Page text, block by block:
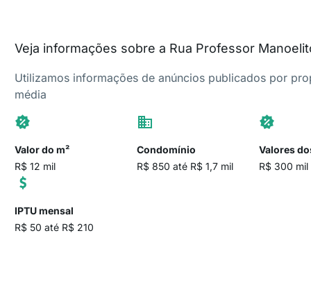
Veja informações sobre a Rua Professor
Utilizamos informações de anúncios publicados por
média
Valor do m²
R$ 12 mil
Condomínio
R$ 850 até R$ 1,7 mil
Valores
R$ 300
IPTU mensal
R$ 50 até R$ 210